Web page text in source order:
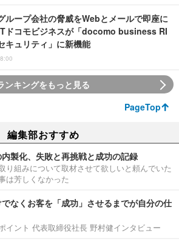
ループ会社の脅威をWebとメールで即座に
ドコモビジネスが「docomo business RI
キュリティ」に新機能
ンキングをもっと見る
PageTop
編集部おすすめ
製化、失敗と再挑戦と成功の記録
り組みについて取材させて欲しいと頼んでいた
は芳しくなかった
でなくお客を「成功」させるまでが自分の仕
イント 代表取締役社長 野村健インタビュー